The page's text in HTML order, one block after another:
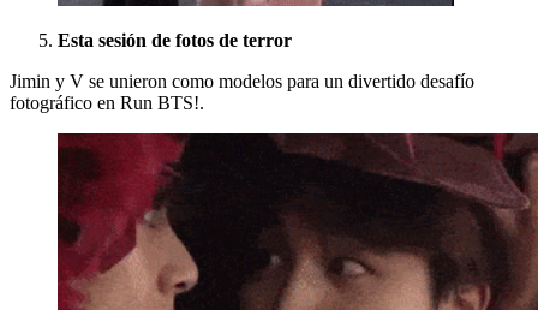
Esta sesión de fotos de terror
Jimin y V se unieron como modelos para un divertido desafío
fotográfico en Run BTS!.